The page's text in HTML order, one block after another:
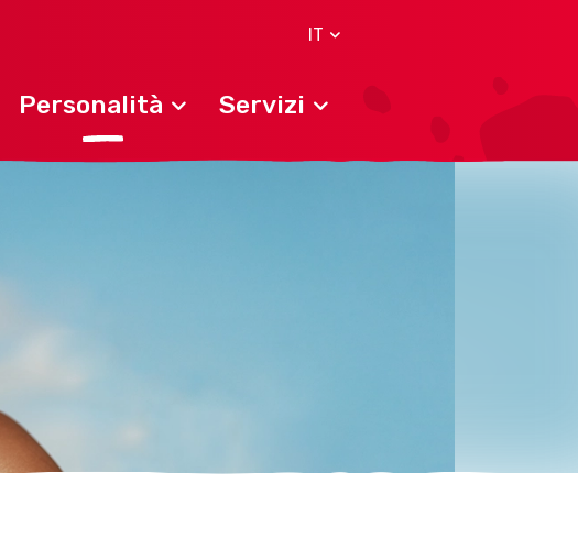
IT
Personalità Servizi